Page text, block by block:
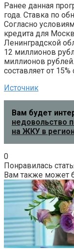
Ранее данная
года. Ставка по
Согласно
кредита для
Ленинградской
12 миллионов
миллионов
составляет от
Источник
Вам будет
недовольство
на ЖКУ в
0
Понравилась
Вам также может